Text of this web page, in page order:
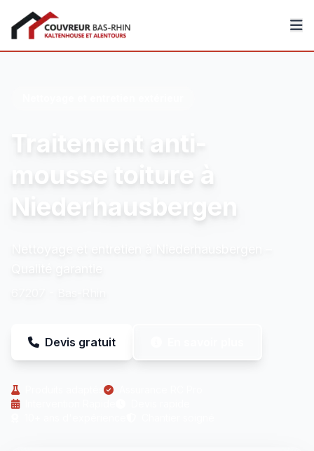
Couvreur Bas-Rhin
Traitement anti-
mousse toiture à
Niederhausbergen
Devis gratuit